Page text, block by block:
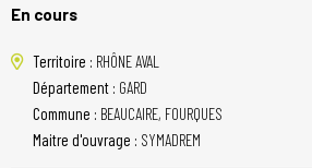
En cours
Territoire : RHÔNE AVAL
Département : GARD
Commune : BEAUCAIRE, FOURQUES
Maitre d'ouvrage : SYMADREM